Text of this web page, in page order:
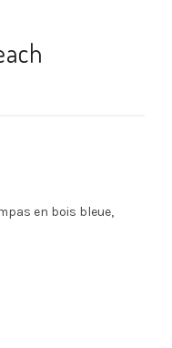
en bois bleue,